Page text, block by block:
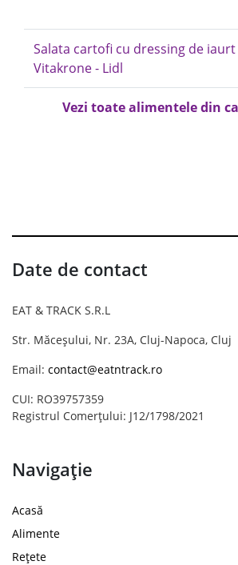
Salata cartofi cu dressing de iaurt
Vitakrone - Lidl
Vezi toate alimentele din
Date de contact
EAT & TRACK S.R.L
Str. Măceșului, Nr. 23A, Cluj-Napoca, Cluj
Email: contact@eatntrack.ro
CUI: RO39757359
Registrul Comerțului: J12/1798/2021
Navigație
Acasă
Alimente
Rețete